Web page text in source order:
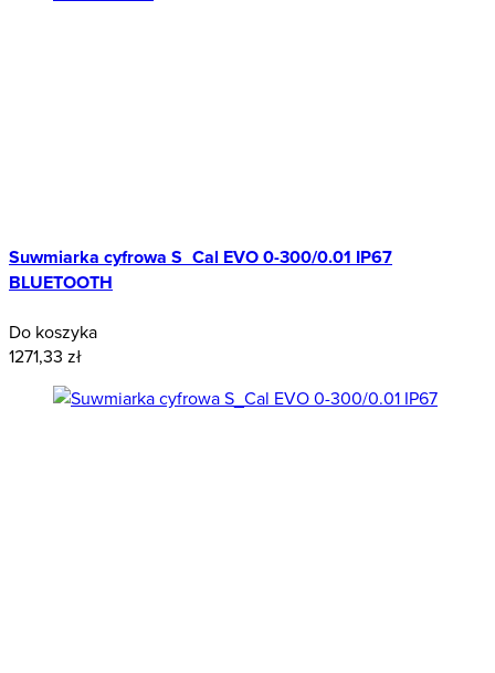
Suwmiarka cyfrowa S_Cal EVO 0-300/0.01 IP67
BLUETOOTH
Do koszyka
1271,33 zł